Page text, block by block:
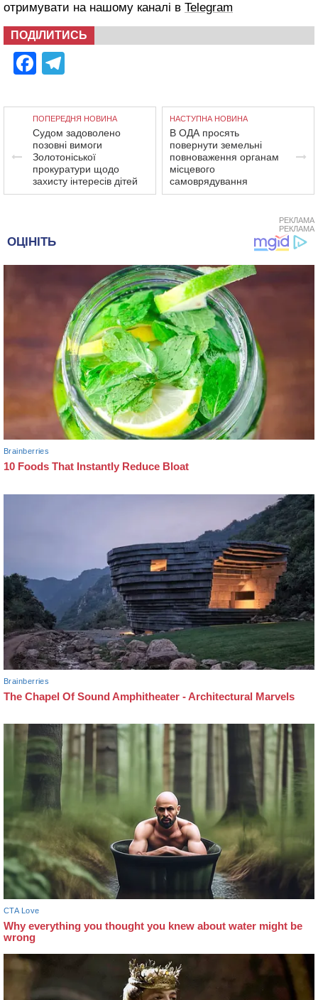
отримувати на нашому каналі в Telegram
ПОДІЛИТИСЬ
Facebook
ПОПЕРЕДНЯ НОВИНА
Судом задоволено
позовні вимоги
Золотоніської
прокуратури щодо
захисту інтересів дітей
НАСТУПНА НОВИНА
В ОДА просять
повернути земельні
повноваження органам
місцевого
самоврядування
РЕКЛАМА
РЕКЛАМА